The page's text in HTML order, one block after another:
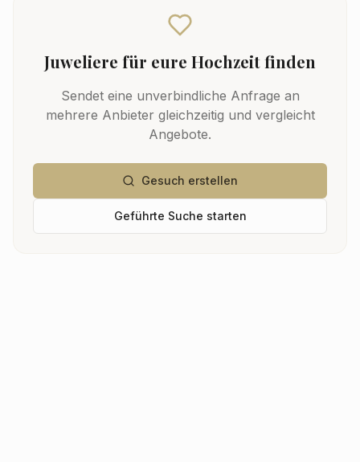
Juweliere für eure Hochzeit finden
Sendet eine unverbindliche Anfrage an
mehrere Anbieter gleichzeitig und vergleicht
Angebote.
Gesuch erstellen
Geführte Suche starten